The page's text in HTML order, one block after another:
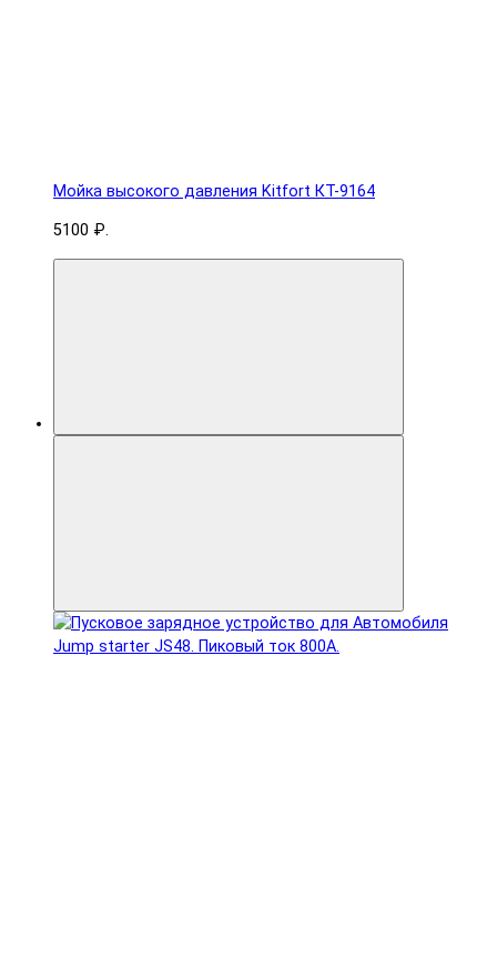
Мойка высокого давления Kitfort КТ-9164
5100 ₽.